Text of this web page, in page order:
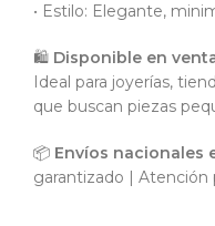
• Estilo: Elegante,
🛍️ Disponible en
Ideal para joyerías,
que buscan piezas
📦 Envíos nacionales
garantizado | Atención